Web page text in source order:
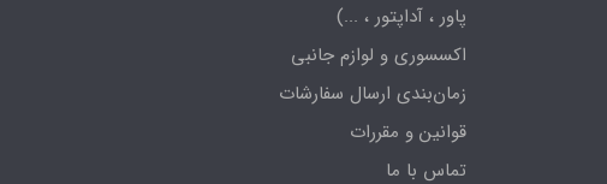
پاور ، آداپتور ، ...)
اکسسوری و لوازم جانبی
زمان‌بندی ارسال سفارشات
قوانین و مقررات
تماس با ما